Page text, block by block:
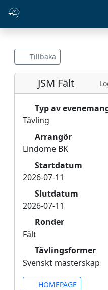
Tillbaka
JSM Fält
Typ av
Tävling
Arrangör
Lindome BK
Startdatum
2026-07-11
Slutdatum
2026-07-11
Ronder
Fält
Tävlingsformer
Svenskt mästerskap
HOMEPAGE